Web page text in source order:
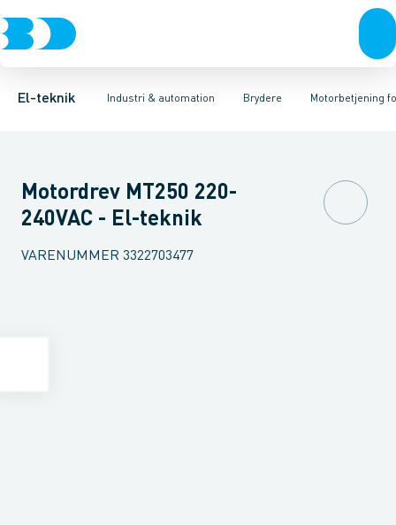
El-teknik Industri & automation
Afbrydere, stikkontakter & lampeudtagForgreningsmateriel
Brydere
Industristiksystemer Frekvensomformere og softstartere
Motorbetjening
Motorbetjening for effektafbryder Ombygningssæt til
Motordrev MT250 220-
240VAC - El-teknik
VARENUMMER 3322703477